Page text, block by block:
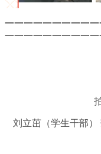
一一一一一一一一一
一一一一一一一一一
刘立茁（学生干部